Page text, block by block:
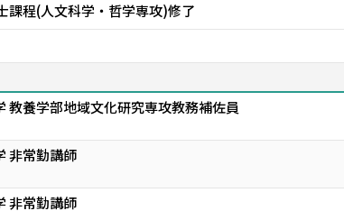
課程(人文科学・哲学専攻)修了
教養学部地域文化研究専攻教務補佐員
非常勤講師
非常勤講師